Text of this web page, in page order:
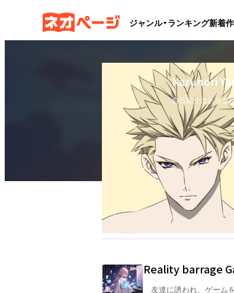
ジャンル ランキング新着
Kazunori
自己紹介はありま
フォロー0フォロ
ブックマーク
Reality barrage
ら。少女は今日
友達に誘われ、ゲーム